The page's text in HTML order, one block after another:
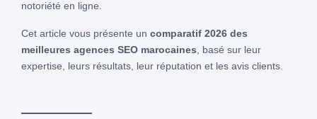
notoriété en ligne.
Cet article vous présente un comparatif 2026 des
meilleures agences SEO marocaines, basé sur leur
expertise, leurs résultats, leur réputation et les avis clients.